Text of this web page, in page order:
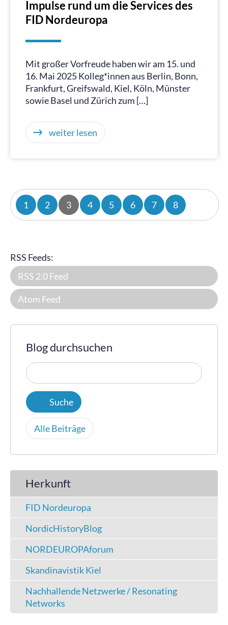
Impulse rund um die Services des
FID Nordeuropa
Mit großer Vorfreude haben wir am 15. und
16. Mai 2025 Kolleg*innen aus Berlin, Bonn,
Frankfurt, Greifswald, Kiel, Köln, Münster
sowie Basel und Zürich zum […]
weiter lesen
1 2 3 4 5 6 7 8
RSS Feeds:
RSS 2.0 Feed
Atom Feed
Blog durchsuchen
Alle Beiträge
Herkunft
FID Nordeuropa
NordicHistoryBlog
NORDEUROPAforum
Skandinavistik Kiel
Nachhallende Netzwerke / Resonating
Networks